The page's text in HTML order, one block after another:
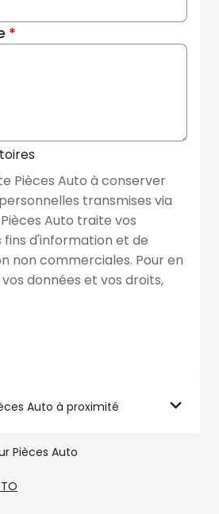
Pièces Auto à conserver
transmises via
Auto traite vos
fins d'information et de
non commerciales. Pour en
données et vos droits,
Auto à proximité
Pièces Auto